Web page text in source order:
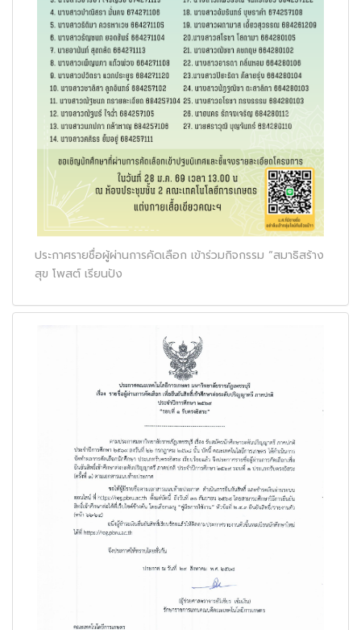
ประกาศรายชื่อผู้ผ่านการคัดเลือก เข้าร่วมกิจกรรม “สมาธิสร้าง
สุข โพสต์ เรียนปัง